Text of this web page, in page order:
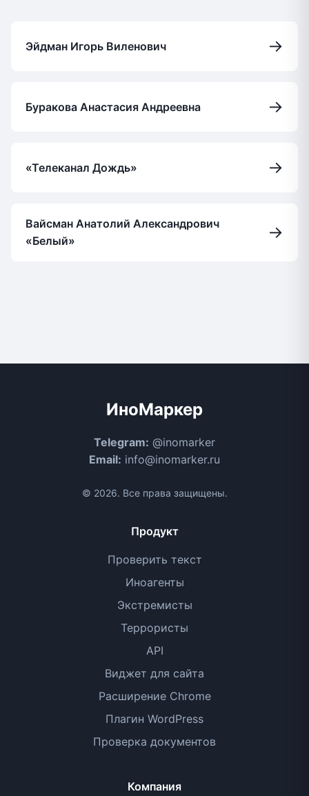
Эйдман Игорь Виленович →
Буракова Анастасия Андреевна →
«Телеканал Дождь» →
Вайсман Анатолий Александрович
«Белый»
→
ИноМаркер
Telegram: @inomarker
Email: info@inomarker.ru
© 2026. Все права защищены.
Продукт
Проверить текст
Иноагенты
Экстремисты
Террористы
API
Виджет для сайта
Расширение Chrome
Плагин WordPress
Проверка документов
Компания